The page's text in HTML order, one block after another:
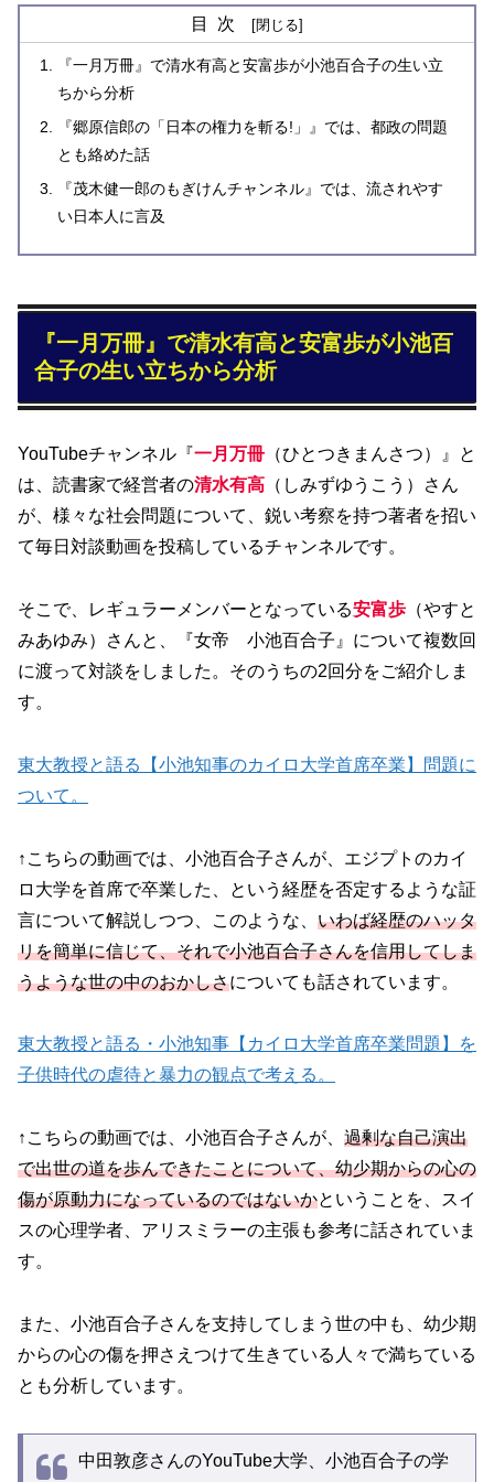
目次
『一月万冊』で清水有高と安富歩が小池百合子の生い立
ちから分析
『郷原信郎の「日本の権力を斬る!」』では、都政の問題
とも絡めた話
『茂木健一郎のもぎけんチャンネル』では、流されやす
い日本人に言及
『一月万冊』で清水有高と安富歩が小池百
合子の生い立ちから分析
YouTubeチャンネル『一月万冊 （ひとつきまんさつ）』と
は、読書家で経営者の清水有高 （しみずゆうこう）さん
が、様々な社会問題について、鋭い考察を持つ著者を招い
て毎日対談動画を投稿しているチャンネルです。
そこで、レギュラーメンバーとなっている安富歩 （やすと
みあゆみ）さんと、『女帝 小池百合子』について複数回
に渡って対談をしました。そのうちの2回分をご紹介しま
す。
東大教授と語る【小池知事のカイロ大学首席卒業】問題に
ついて。
↑こちらの動画では、小池百合子さんが、エジプトのカイ
ロ大学を首席で卒業した、という経歴を否定するような証
言について解説しつつ、このような、 いわば経歴のハッタ
リを簡単に信じて、それで小池百合子さんを信用してしま
うような世の中のおかしさについても話されています。
東大教授と語る・小池知事【カイロ大学首席卒業問題】を
子供時代の虐待と暴力の観点で考える。
↑こちらの動画では、小池百合子さんが、 過剰な自己演出
で出世の道を歩んできたことについて、幼少期からの心の
傷が原動力になっているのではないかということを、スイ
スの心理学者、アリスミラーの主張も参考に話されていま
す。
また、小池百合子さんを支持してしまう世の中も、幼少期
からの心の傷を押さえつけて生きている人々で満ちている
とも分析しています。
中田敦彦さんのYouTube大学、小池百合子の学